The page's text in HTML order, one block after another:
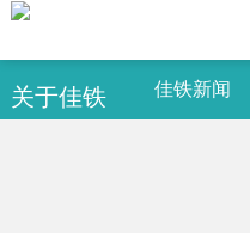
关于佳铁 佳铁新闻